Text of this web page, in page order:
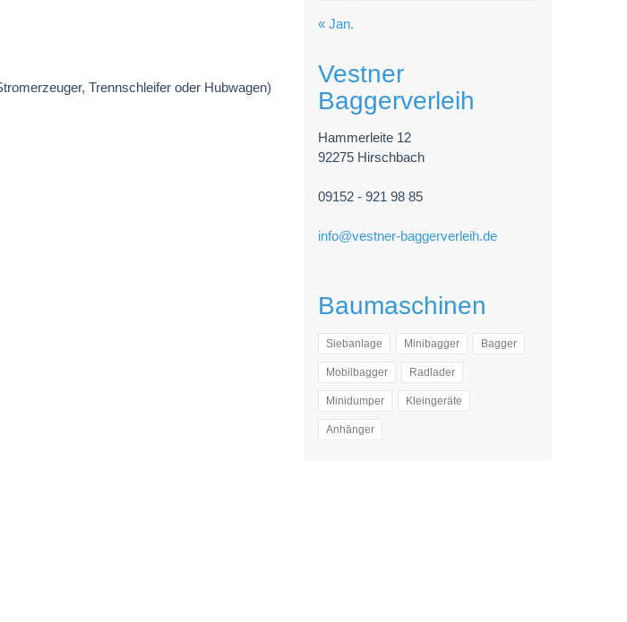
Trennschleifer oder Hubwagen)
« Jan.
Vestner
Baggerverleih
Hammerleite 12
92275 Hirschbach
09152 - 921 98 85
info@vestner-baggerverleih.de
Baumaschinen
Siebanlage Minibagger Bagger
Mobilbagger Radlader
Minidumper Kleingeräte
Anhänger